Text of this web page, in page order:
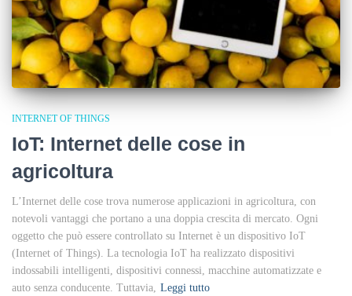
INTERNET OF THINGS
IoT: Internet delle cose in
agricoltura
L’Internet delle cose trova numerose applicazioni in agricoltura, con
notevoli vantaggi che portano a una doppia crescita di mercato. Ogni
oggetto che può essere controllato su Internet è un dispositivo IoT
(Internet of Things). La tecnologia IoT ha realizzato dispositivi
indossabili intelligenti, dispositivi connessi, macchine automatizzate e
auto senza conducente. Tuttavia, Leggi tutto